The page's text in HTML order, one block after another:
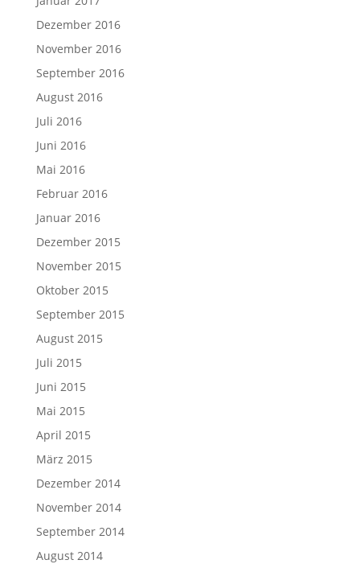
Dezember 2016
November 2016
September 2016
August 2016
Juli 2016
Juni 2016
Mai 2016
Februar 2016
Januar 2016
Dezember 2015
November 2015
Oktober 2015
September 2015
August 2015
Juli 2015
Juni 2015
Mai 2015
April 2015
März 2015
Dezember 2014
November 2014
September 2014
August 2014